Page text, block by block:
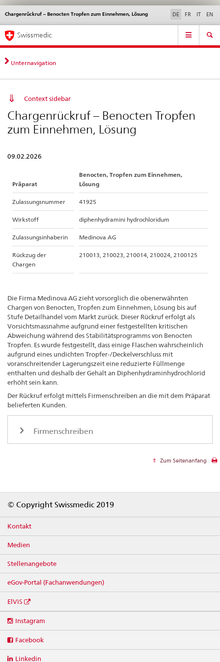
Direktnavigation
News,
Rechtsgrundlagen,
Kontakt
News & Updates Kontakt | Support & Hilfe
Chargenrückruf – Benocten Tropfen zum Einnehmen, Lösung
Sprachwahl DE FR IT EN
Service
Hauptnavigation
Swissmedic
Unternavigation
Context sidebar
Chargenrückruf – Benocten Tropfen
zum Einnehmen, Lösung
09.02.2026
Präparat
Benocten, Tropfen zum Einnehmen,
Lösung
Zulassungsnummer 41925
Wirkstoff diphenhydramini hydrochloridum
Zulassungsinhaberin Medinova AG
Rückzug der
Chargen
210013, 210023, 210014, 210024, 2100125
Die Firma Medinova AG zieht vorsorglich die obenerwähnten
Chargen von Benocten, Tropfen zum Einnehmen, Lösung bis auf
Stufe Detailhandel vom Markt zurück. Dieser Rückruf erfolgt als
Vorsichtsmassnahme aufgrund einer festgestellten kritischen
Abweichung während des Stabilitätsprogramms von Benocten
Tropfen. Es wurde festgestellt, dass einige Flaschen wahrscheinlich
aufgrund eines undichten Tropfer-/Deckelverschluss mit
voranschreitender Lagerungszeit eine reduzierte Füllmenge
enthalten und deshalb der Gehalt an Diphenhydraminhydrochlorid
erhöht sein kann.
Der Rückruf erfolgt mittels Firmenschreiben an die mit dem Präparat
belieferten Kunden.
Firmenschreiben
Zum Seitenanfang
© Copyright Swissmedic 2019
Kontakt
Medien
Stellenangebote
eGov-Portal (Fachanwendungen)
ElViS
media
Instagram
Facebook
Linkedin